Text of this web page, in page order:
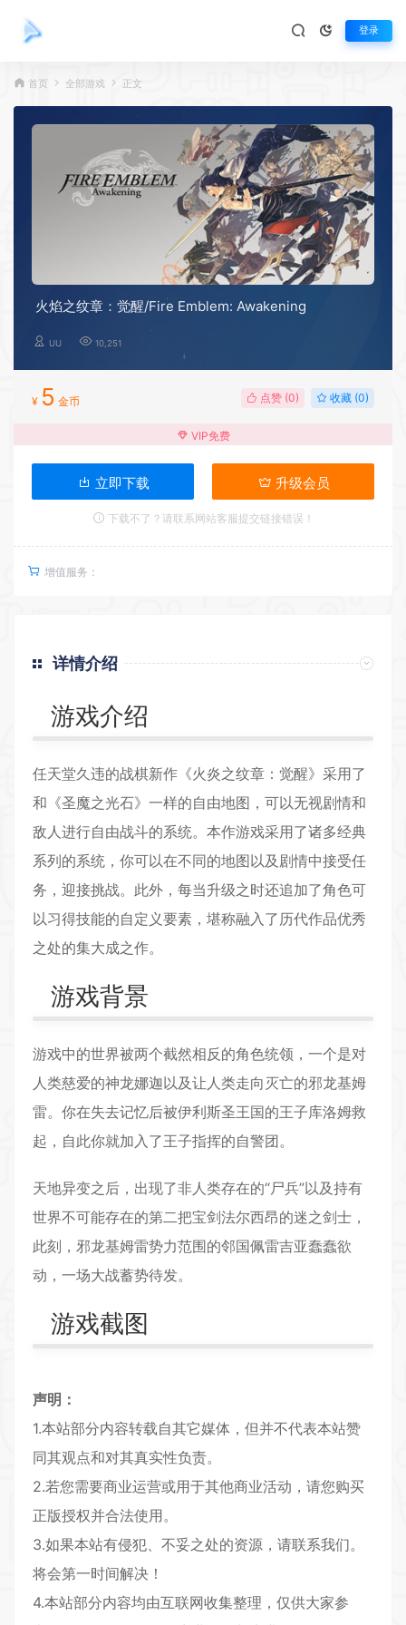
登录
首页 全部游戏 正文
火焰之纹章：觉醒/Fire Emblem: Awakening
UU 10,251
¥ 5 金币 点赞 (0) 收藏 (0)
VIP免费
立即下载 升级会员
下载不了？请联系网站客服提交链接错误！
增值服务：
详情介绍
游戏介绍
任天堂久违的战棋新作《火炎之纹章：觉醒》采用了
和《圣魔之光石》一样的自由地图，可以无视剧情和
敌人进行自由战斗的系统。本作游戏采用了诸多经典
系列的系统，你可以在不同的地图以及剧情中接受任
务，迎接挑战。此外，每当升级之时还追加了角色可
以习得技能的自定义要素，堪称融入了历代作品优秀
之处的集大成之作。
游戏背景
游戏中的世界被两个截然相反的角色统领，一个是对
人类慈爱的神龙娜迦以及让人类走向灭亡的邪龙基姆
雷。你在失去记忆后被伊利斯圣王国的王子库洛姆救
起，自此你就加入了王子指挥的自警团。
天地异变之后，出现了非人类存在的“尸兵”以及持有
世界不可能存在的第二把宝剑法尔西昂的迷之剑士，
此刻，邪龙基姆雷势力范围的邻国佩雷吉亚蠢蠢欲
动，一场大战蓄势待发。
游戏截图
声明：
1.本站部分内容转载自其它媒体，但并不代表本站赞
同其观点和对其真实性负责。
2.若您需要商业运营或用于其他商业活动，请您购买
正版授权并合法使用。
3.如果本站有侵犯、不妥之处的资源，请联系我们。
将会第一时间解决！
4.本站部分内容均由互联网收集整理，仅供大家参